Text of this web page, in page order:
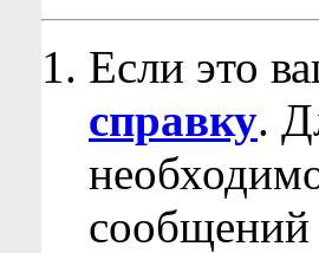
Если это
справку.
сообщений